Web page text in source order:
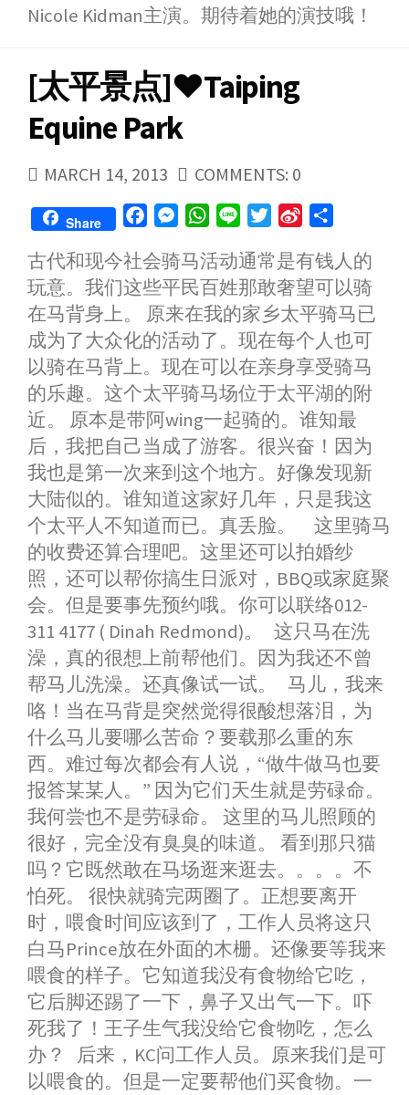
Nicole Kidman主演。期待着她的演技哦！
[太平景点]♥Taiping
Equine Park
PUBLISHED
DATE
MARCH 14, 2013 COMMENTS: 0
Share
c
e
b
o
k
s
s
e
n
g
e
W
a
t
s
A
p
p
n
e
i
t
t
e
r
n
a
W
e
i
b
o
a
r
e
古代和现今社会骑马活动通常是有钱人的
玩意。我们这些平民百姓那敢奢望可以骑
在马背身上。 原来在我的家乡太平骑马已
成为了大众化的活动了。现在每个人也可
以骑在马背上。现在可以在亲身享受骑马
的乐趣。这个太平骑马场位于太平湖的附
近。 原本是带阿wing一起骑的。谁知最
后，我把自己当成了游客。很兴奋！因为
我也是第一次来到这个地方。好像发现新
大陆似的。谁知道这家好几年，只是我这
个太平人不知道而已。真丢脸。 这里骑马
的收费还算合理吧。这里还可以拍婚纱
照，还可以帮你搞生日派对，BBQ或家庭聚
会。但是要事先预约哦。你可以联络012-
311 4177 ( Dinah Redmond)。 这只马在洗
澡，真的很想上前帮他们。因为我还不曾
帮马儿洗澡。还真像试一试。 马儿，我来
咯！当在马背是突然觉得很酸想落泪，为
什么马儿要哪么苦命？要载那么重的东
西。难过每次都会有人说，“做牛做马也要
报答某某人。” 因为它们天生就是劳碌命。
我何尝也不是劳碌命。 这里的马儿照顾的
很好，完全没有臭臭的味道。 看到那只猫
吗？它既然敢在马场逛来逛去。。。。不
怕死。 很快就骑完两圈了。正想要离开
时，喂食时间应该到了，工作人员将这只
白马Prince放在外面的木栅。还像要等我来
喂食的样子。它知道我没有食物给它吃，
它后脚还踢了一下，鼻子又出气一下。吓
死我了！王子生气我没给它食物吃，怎么
办？ 后来，KC问工作人员。原来我们是可
以喂食的。但是一定要帮他们买食物。一